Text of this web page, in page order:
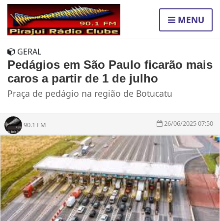
MENU
GERAL
Pedágios em São Paulo ficarão mais
caros a partir de 1 de julho
Praça de pedágio na região de Botucatu
90.1 FM 26/06/2025 07:50